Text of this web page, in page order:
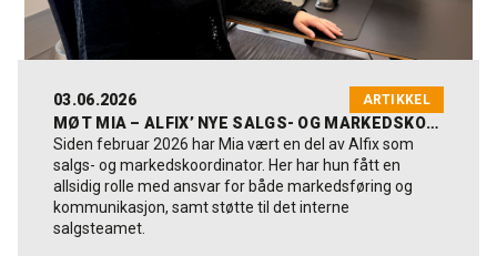
03.06.2026 ARTIKKEL
MØT MIA – ALFIX’ NYE SALGS- OG MARKEDSKOORDINATOR
Siden februar 2026 har Mia vært en del av Alfix som
salgs- og markedskoordinator. Her har hun fått en
allsidig rolle med ansvar for både markedsføring og
kommunikasjon, samt støtte til det interne
salgsteamet.